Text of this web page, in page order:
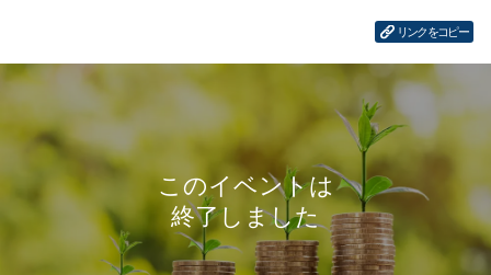
リンクをコピー